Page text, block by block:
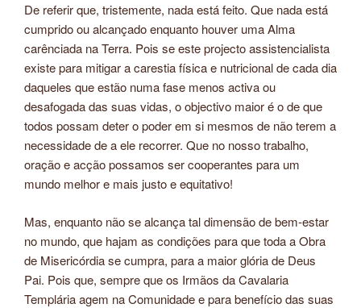
De referir que, tristemente, nada está feito. Que nada está
cumprido ou alcançado enquanto houver uma Alma
carênciada na Terra. Pois se este projecto assistencialista
existe para mitigar a carestia física e nutricional de cada dia
daqueles que estão numa fase menos activa ou
desafogada das suas vidas, o objectivo maior é o de que
todos possam deter o poder em si mesmos de não terem a
necessidade de a ele recorrer. Que no nosso trabalho,
oração e acção possamos ser cooperantes para um
mundo melhor e mais justo e equitativo!
Mas, enquanto não se alcança tal dimensão de bem-estar
no mundo, que hajam as condições para que toda a Obra
de Misericórdia se cumpra, para a maior glória de Deus
Pai. Pois que, sempre que os Irmãos da Cavalaria
Templária agem na Comunidade e para benefício das suas